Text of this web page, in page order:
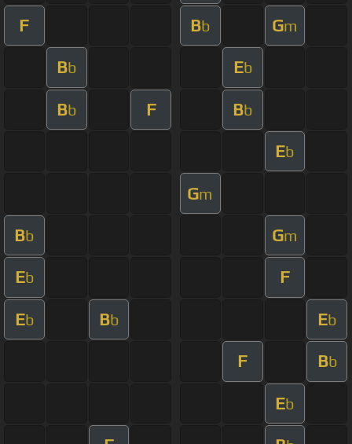
F Bb Gm
Bb Eb
Bb F Bb
Eb
Gm
Bb Gm
Eb F
Eb Bb Eb
F Bb
Eb